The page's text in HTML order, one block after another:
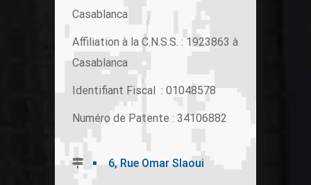
Casablanca
Affiliation à la C.N.S.S. : 1923863 à
Casablanca
Identifiant Fiscal : 01048578
Numéro de Patente : 34106882
6, Rue Omar Slaoui